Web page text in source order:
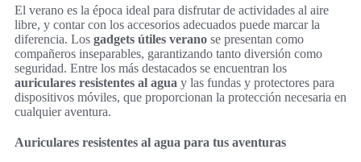
El verano es la época ideal para disfrutar de actividades al aire
libre, y contar con los accesorios adecuados puede marcar la
diferencia. Los gadgets útiles verano se presentan como
compañeros inseparables, garantizando tanto diversión como
seguridad. Entre los más destacados se encuentran los
auriculares resistentes al agua y las fundas y protectores para
dispositivos móviles, que proporcionan la protección necesaria en
cualquier aventura.
Auriculares resistentes al agua para tus aventuras